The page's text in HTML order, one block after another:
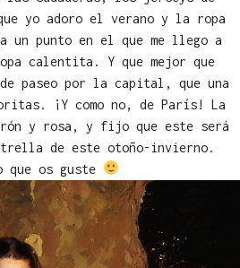
yo adoro el verano y la ropa
punto en el que me llego a
calentita. Y que mejor que
paseo por la capital, que una
¡Y como no, de París! La
y rosa, y fijo que este será
de este otoño-invierno.
que os guste